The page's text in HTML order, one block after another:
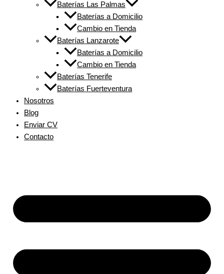
Baterías Las Palmas
Baterías a Domicilio
Cambio en Tienda
Baterías Lanzarote
Baterías a Domicilio
Cambio en Tienda
Baterías Tenerife
Baterías Fuerteventura
Nosotros
Blog
Enviar CV
Contacto